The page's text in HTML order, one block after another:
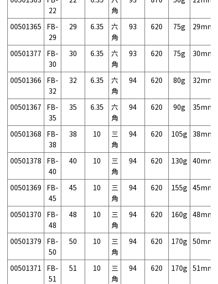
22
角
00501365
FB-
29
29 6.35
六
角
93 620 75g 29mm
00501377
FB-
30
30 6.35
六
角
93 620 75g 30mm
00501366
FB-
32
32 6.35
六
角
94 620 80g 32mm
00501367
FB-
35
35 6.35
六
角
94 620 90g 35mm
00501368
FB-
38
38 10
三
角
94 620 105g 38mm
00501378
FB-
40
40 10
三
角
94 620 130g 40mm
00501369
FB-
45
45 10
三
角
94 620 155g 45mm
00501370
FB-
48
48 10
三
角
94 620 160g 48mm
00501379
FB-
50
50 10
三
角
94 620 170g 50mm
00501371
FB-
51
51 10
三
角
94 620 170g 51mm